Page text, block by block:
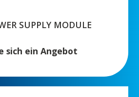
SUPPLY MODULE
sich ein Angebot